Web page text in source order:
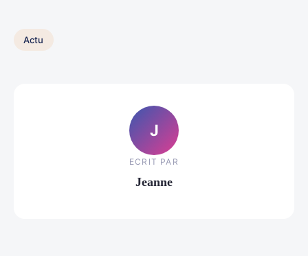
Actu
J
ECRIT PAR
Jeanne